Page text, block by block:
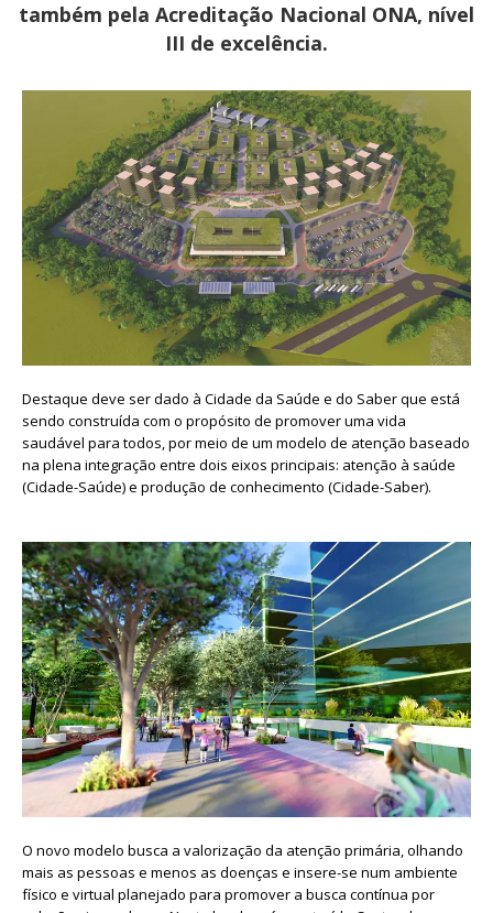
também pela Acreditação Nacional ONA, nível
III de excelência.
Destaque deve ser dado à Cidade da Saúde e do Saber que está
sendo construída com o propósito de promover uma vida
saudável para todos, por meio de um modelo de atenção baseado
na plena integração entre dois eixos principais: atenção à saúde
(Cidade-Saúde) e produção de conhecimento (Cidade-Saber).
O novo modelo busca a valorização da atenção primária, olhando
mais as pessoas e menos as doenças e insere-se num ambiente
físico e virtual planejado para promover a busca contínua por